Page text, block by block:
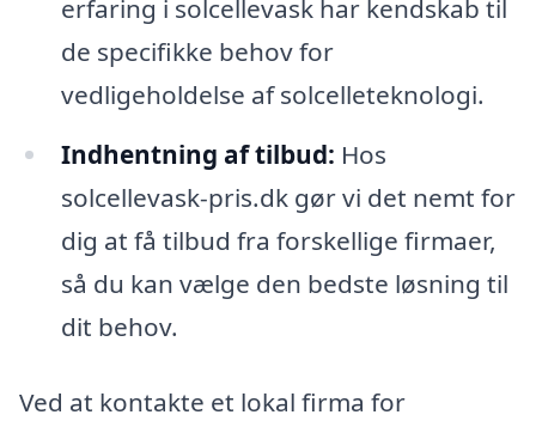
erfaring i solcellevask har kendskab til
de specifikke behov for
vedligeholdelse af solcelleteknologi.
Indhentning af tilbud: Hos
solcellevask-pris.dk gør vi det nemt for
dig at få tilbud fra forskellige firmaer,
så du kan vælge den bedste løsning til
dit behov.
Ved at kontakte et lokal firma for